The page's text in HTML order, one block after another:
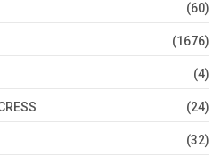
(60)
(1676)
(4)
(24)
(32)